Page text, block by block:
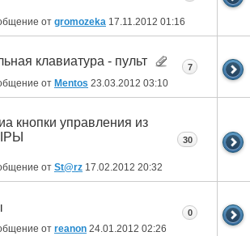
от gromozeka 17.11.2012 01:16
клавиатура - пульт
от Mentos 23.03.2012 03:10
7
кнопки управления из
от St@rz 17.02.2012 20:32
30
от reanon 24.01.2012 02:26
0